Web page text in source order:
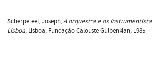
Scherpereel, Joseph,A orquestra e os
Lisboa, Lisboa, Fundação Calouste Gulbenkian, 1985